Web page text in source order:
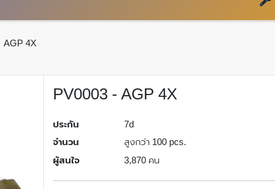
AGP 4X
PV0003 - AGP 4X
ประกัน
7d
จำนวน
สูงกว่า 100 pcs.
ผู้สนใจ
3,870 คน